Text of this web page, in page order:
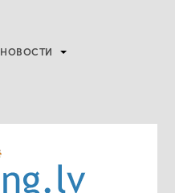
НОВОСТИ